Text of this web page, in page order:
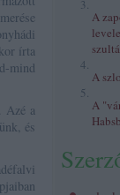
A
A
A
írta
mind
Azé a
és